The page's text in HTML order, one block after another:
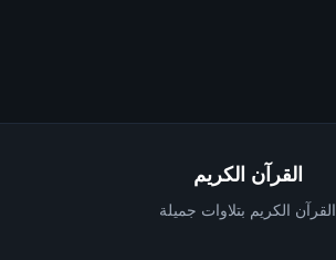
القرآن الكريم
القرآن الكريم بتلاوات جميلة